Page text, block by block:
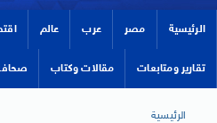
الرئيسية مصر عرب عالم
تقارير ومتابعات مقالات وكتاب
الرئيسية